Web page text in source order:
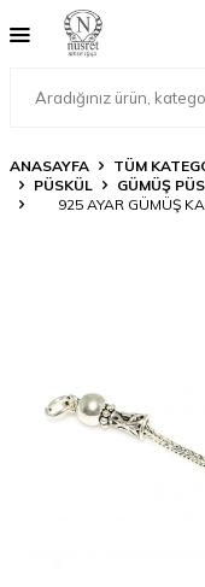
ANASAYFA TÜM
PÜSKÜL
GÜMÜŞ
925 AYAR GÜMÜŞ